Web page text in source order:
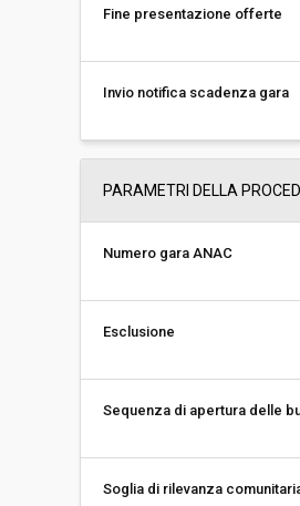
Fine presentazione offerte
Invio notifica scadenza gara
PARAMETRI DELLA
Numero gara ANAC
Esclusione
Sequenza di apertura delle
Soglia di rilevanza